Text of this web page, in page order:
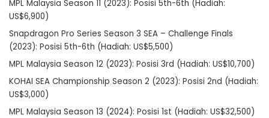
MPL Malaysia Season 11 (2023): Posisi 5th-6th (Hadiah:
US$6,900)
Snapdragon Pro Series Season 3 SEA – Challenge Finals
(2023): Posisi 5th-6th (Hadiah: US$5,500)
MPL Malaysia Season 12 (2023): Posisi 3rd (Hadiah: US$10,700)
KOHAI SEA Championship Season 2 (2023): Posisi 2nd (Hadiah:
US$3,000)
MPL Malaysia Season 13 (2024): Posisi 1st (Hadiah: US$32,500)